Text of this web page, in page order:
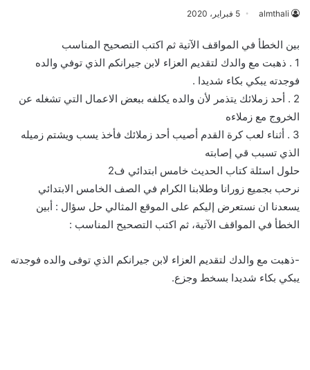
almthali 5 فبراير، 2020
بين الخطأ في المواقف الآتية ثم اكتب التصحيح المناسب
1 . ذهبت مع والدك لتقديم العزاء لابن جيرانكم الذي توفي والده
فوجدته يبكي بكاء شديدا .
2 . أحد زملائك يتذمر لأن والده يكلفه ببعض الاعمال التي تشغله عن
الخروج مع زملاءه
3 . أثناء لعب كرة القدم أصيب أحد زملائك فأخذ يسب ويشتم زميله
الذي تسبب قي إصابته
حلول اسئلة كتاب الحديث خامس ابتدائي ف2
نرحب بجميع زورانا وطلابنا الكرام في الصف الخامس الابتدائي
يسعدنا ان نستعرض إليكم على الموقع المثالي حل سؤال : أبين
الخطأ في المواقف الآتية، ثم اكتب التصحيح المناسب :
-ذهبت مع والدك لتقديم العزاء لابن جيرانكم الذي توفى والده فوجدته
يبكي بكاء شديدا بسخط وجزع.